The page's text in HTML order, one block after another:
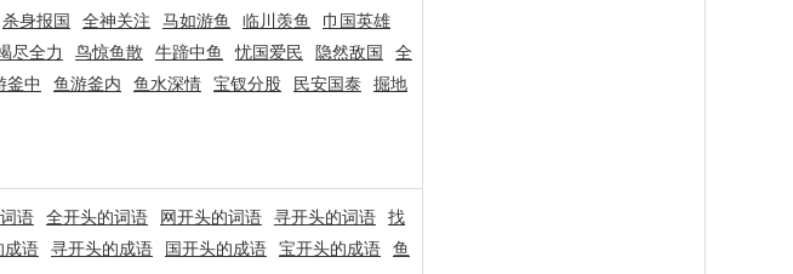
杀身报国 全神关注 马如游鱼 临川羡鱼
巾国英雄
尽全力 鸟惊鱼散 牛蹄中鱼 忧国爱民 隐然敌国
全
釜中 鱼游釜内 鱼水深情 宝钗分股 民安国泰
掘地
语 全开头的词语 网开头的词语 寻开头的词语
找
成语 寻开头的成语 国开头的成语 宝开头的成语
鱼